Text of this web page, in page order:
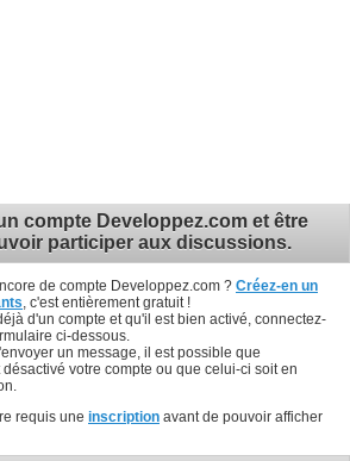
compte Developpez.com et être
participer aux discussions.
de compte Developpez.com ? Créez-en un
, c'est entièrement gratuit !
d'un compte et qu'il est bien activé, connectez-
ci-dessous.
un message, il est possible que
votre compte ou que celui-ci soit en
requis une inscription avant de pouvoir afficher